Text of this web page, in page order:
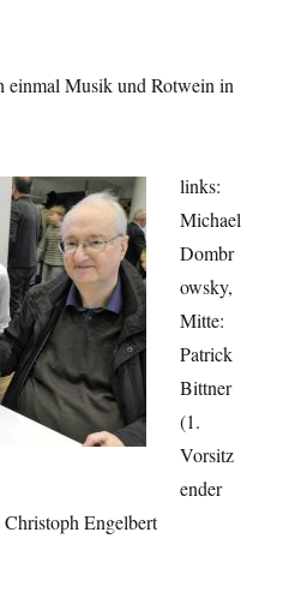
einmal Musik und Rotwein in
links:
Michael
Dombr
owsky,
Mitte:
Patrick
Bittner
(1.
Vorsitz
ender
Engelbert